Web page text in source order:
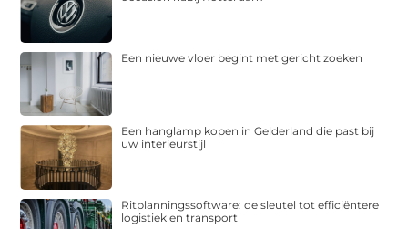
Een nieuwe vloer begint met gericht zoeken
Een hanglamp kopen in Gelderland die past bij
uw interieurstijl
Ritplanningssoftware: de sleutel tot efficiëntere
logistiek en transport